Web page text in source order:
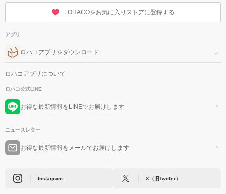
LOHACOをお気に入りストアに登録する
アプリ
ロハコアプリをダウンロード
ロハコアプリについて
ロハコ公式LINE
お得な最新情報をLINEでお届けします
ニュースレター
お得な最新情報をメールでお届けします
Instagram X（旧Twitter）